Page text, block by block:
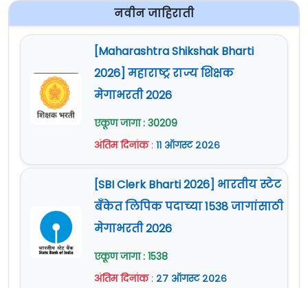
नवीन जाहिराती
[Maharashtra Shikshak Bharti
2026] महाराष्ट्र राज्य शिक्षक
मेगाभरती 2026
एकूण जागा : 30209
अंतिम दिनांक: ११ ऑगस्ट २०२६
[SBI Clerk Bharti 2026] भारतीय स्टेट
बँकेत लिपिक पदाच्या 1538 जागांसाठी
मेगाभरती 2026
एकूण जागा : 1538
अंतिम दिनांक: २७ ऑगस्ट २०२६